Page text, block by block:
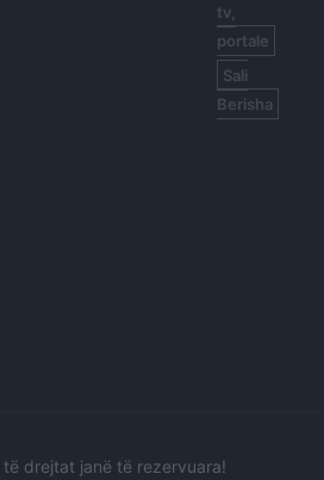
tv,
portale
Sali
Berisha
drejtat janë të rezervuara!